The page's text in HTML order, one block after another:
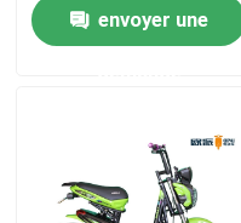
Maison
Au sujet de nous
électrique d'acide de
plomb large du
envoyer une